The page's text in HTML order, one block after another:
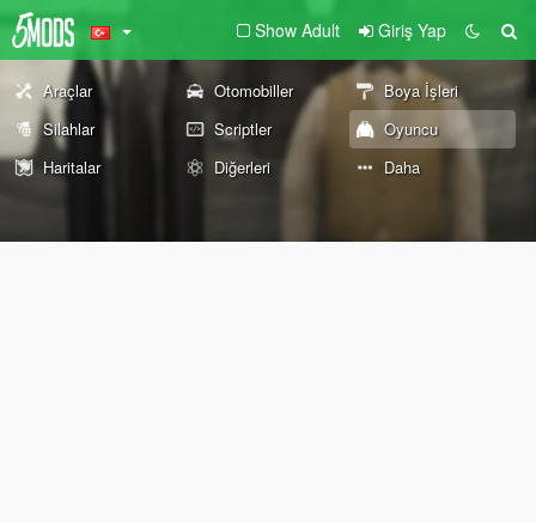
Show Adult Giriş Yap
Araçlar Otomobiller
Boya İşleri
Silahlar
Scriptler
Oyuncu
Haritalar
Diğerleri Daha